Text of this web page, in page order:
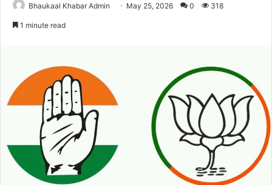
Bhaukaal Khabar Admin May 25, 2026 0 318
1 minute read